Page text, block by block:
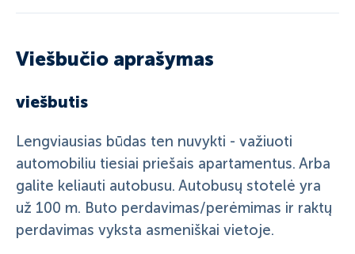
Viešbučio aprašymas
viešbutis
Lengviausias būdas ten nuvykti - važiuoti
automobiliu tiesiai priešais apartamentus. Arba
galite keliauti autobusu. Autobusų stotelė yra
už 100 m. Buto perdavimas/perėmimas ir raktų
perdavimas vyksta asmeniškai vietoje.